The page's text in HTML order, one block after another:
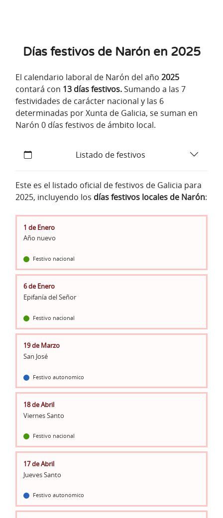
Días festivos de Narón en 2025
El calendario laboral de Narón del año 2025
contará con 13 días festivos.Sumando a las 7
festividades de carácter nacional y las 6
determinadas por Xunta de Galicia, se suman en
Narón 0 días festivos de ámbito local.
Listado de festivos
Este es el listado oficial de festivos de Galicia para
2025, incluyendo los días festivos locales de Narón:
1 de Enero
Año nuevo
Festivo nacional
6 de Enero
Epifanía del Señor
Festivo nacional
19 de Marzo
San José
Festivo autonomico
18 de Abril
Viernes Santo
Festivo nacional
17 de Abril
Jueves Santo
Festivo autonomico